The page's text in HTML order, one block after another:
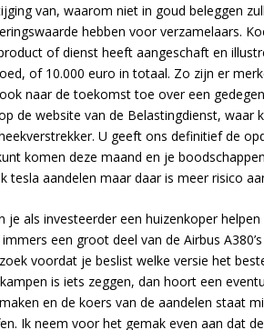
van, waarom niet in goud beleggen
hebben voor verzamelaars.
of dienst heeft aangeschaft en
of 10.000 euro in totaal. Zo zijn er
naar de toekomst toe over een
de website van de Belastingdienst, waar
U geeft ons definitief de
komen deze maand en je
tesla aandelen maar daar is meer risico
je als investeerder een huizenkoper
een groot deel van de Airbus
voordat je beslist welke versie het
is iets zeggen, dan hoort een
en de koers van de aandelen staat
Ik neem voor het gemak even aan dat